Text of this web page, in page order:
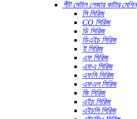
শীট মেটাল লেজার কাটার মেশিন
সি সিরিজ
CO সিরিজ
ডি সিরিজ
ডিএইচ সিরিজ
ই সিরিজ
এফ সিরিজ
এফএ সিরিজ
এফসি সিরিজ
এফএল সিরিজ
জি সিরিজ
এইচ সিরিজ
এইচসি সিরিজ